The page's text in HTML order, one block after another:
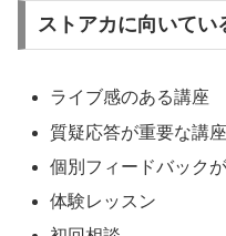
ストアカに向いてい
ライブ感のある講座
質疑応答が重要な講座
個別フィードバック
体験レッスン